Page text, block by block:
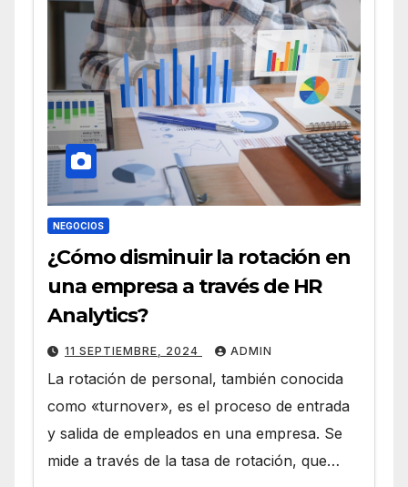
NEGOCIOS
¿Cómo disminuir la rotación en
una empresa a través de HR
Analytics?
11 SEPTIEMBRE, 2024 ADMIN
La rotación de personal, también conocida
como «turnover», es el proceso de entrada
y salida de empleados en una empresa. Se
mide a través de la tasa de rotación, que…